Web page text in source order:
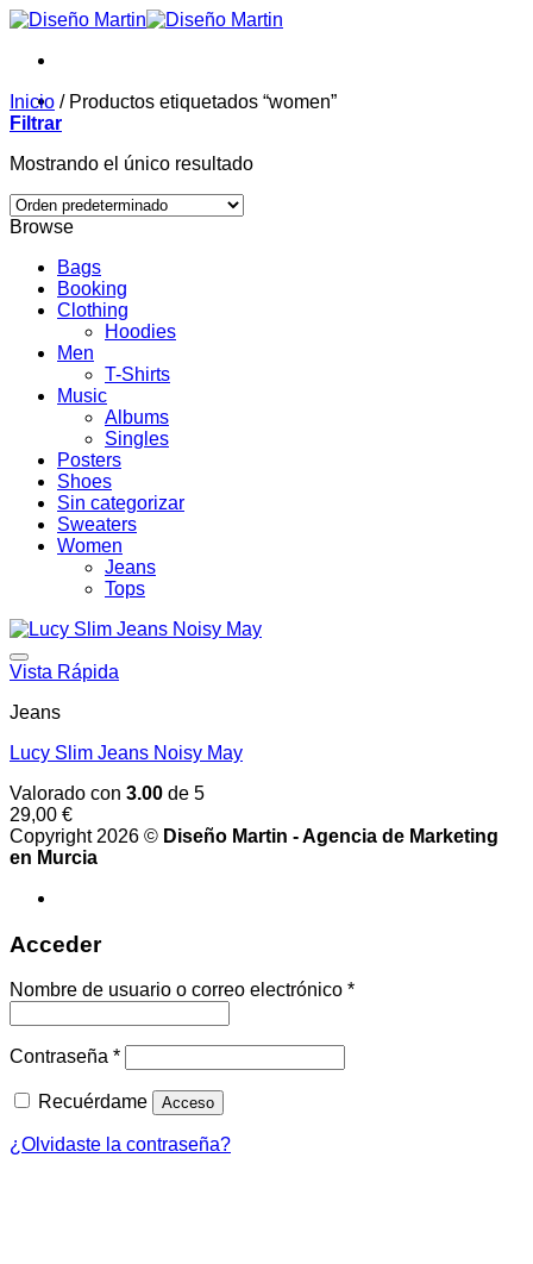
Saltar
contenido
Inicio /Productos etiquetados “women”
Filtrar
Mostrando el único resultado
Browse
Bags
Booking
Clothing
Hoodies
Men
T-Shirts
Music
Albums
Singles
Posters
Shoes
Sin categorizar
Sweaters
Women
Jeans
Tops
Vista Rápida
Jeans
Lucy Slim Jeans Noisy May
Valorado con 3.00 de 5
29,00 €
Copyright 2026 © Diseño Martin - Agencia de Marketing
en Murcia
Acceder
Nombre de usuario o correo electrónico *Obligatorio
Contraseña *Obligatorio
Recuérdame Acceso
¿Olvidaste la contraseña?